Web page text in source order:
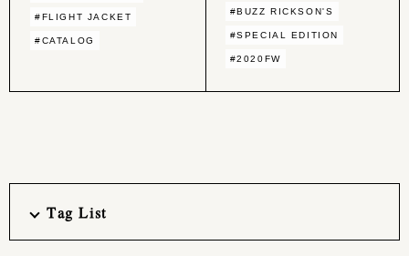
#FLIGHT JACKET
#CATALOG
#BUZZ RICKSON'S
#SPECIAL EDITION
#2020FW
Tag List